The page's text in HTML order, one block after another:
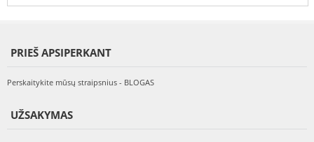
PRIEŠ APSIPERKANT
Perskaitykite mūsų straipsnius - BLOGAS
UŽSAKYMAS